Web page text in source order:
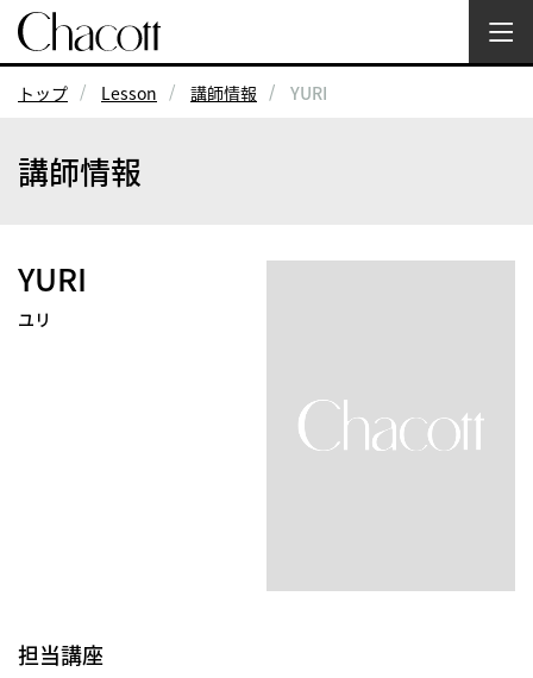
トップ Lesson 講師情報 YURI
講師情報
YURI
ユリ
担当講座